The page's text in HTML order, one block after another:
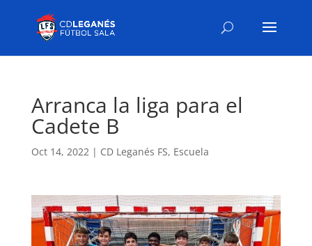
Arranca la liga para el
Cadete B
Oct 14, 2022| CD Leganés FS, Escuela